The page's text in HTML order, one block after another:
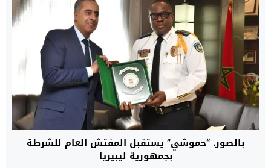
بالصور. “حموشي” يستقبل المفتش العام للشرطة
بجمهورية ليبيريا